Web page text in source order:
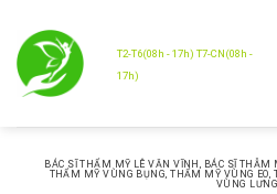
content
T2-T6(08h - 17h) T7-CN(08h -
17h)
BÁC SĨ THẨM MỸ LÊ VĂN VĨNH , BÁC SĨ THẪM
THẨM MỸ VÙNG BỤNG,THẨM MỸ VÙNG EO,
VÙNG LƯNG